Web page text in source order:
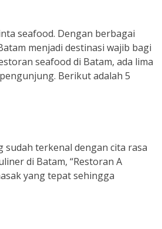
seafood. Dengan berbagai
menjadi destinasi wajib bagi
seafood di Batam, ada lima
Berikut adalah 5
terkenal dengan cita rasa
di Batam, “Restoran A
yang tepat sehingga